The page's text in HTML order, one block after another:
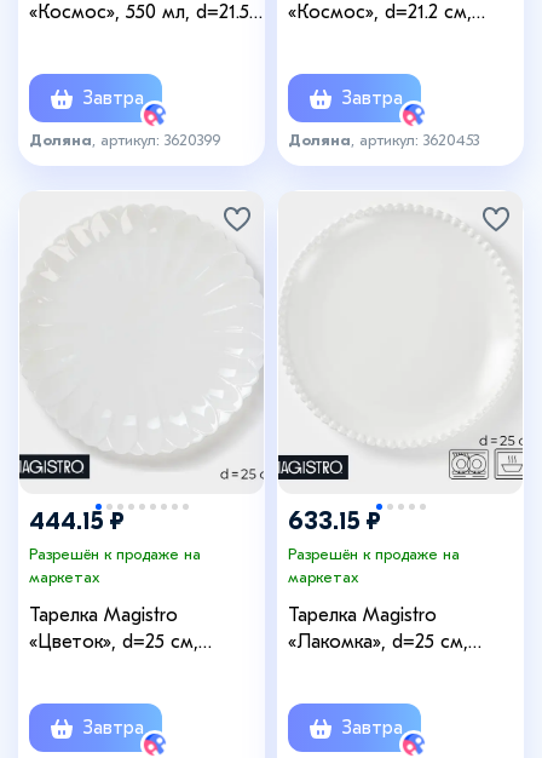
«Космос», 550 мл, d=21.5
Завтра
Доляна , артикул: 3620399
«Космос», d=21.2 см,
Завтра
Доляна , артикул: 3620453
444.15 ₽
Разрешён к продаже на
маркетах
Тарелка Magistro
«Цветок», d=25 см,
Завтра
633.15 ₽
Разрешён к продаже на
маркетах
Тарелка Magistro
«Лакомка», d=25 см,
Завтра